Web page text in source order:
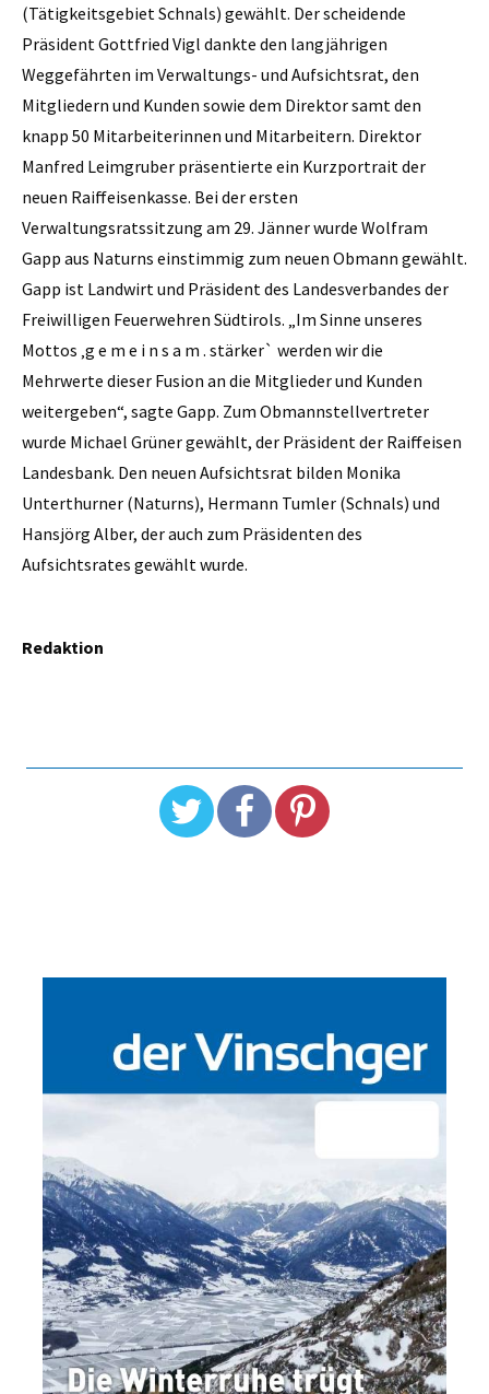
(Tätigkeitsgebiet Schnals) gewählt. Der scheidende
Präsident Gottfried Vigl dankte den langjährigen
Weggefährten im Verwaltungs- und Aufsichtsrat, den
Mitgliedern und Kunden sowie dem Direktor samt den
knapp 50 Mitarbeiterinnen und Mitarbeitern. Direktor
Manfred Leimgruber präsentierte ein Kurzportrait der
neuen Raiffeisenkasse. Bei der ersten
Verwaltungsratssitzung am 29. Jänner wurde Wolfram
Gapp aus Naturns einstimmig zum neuen Obmann gewählt.
Gapp ist Landwirt und Präsident des Landesverbandes der
Freiwilligen Feuerwehren Südtirols. „Im Sinne unseres
Mottos ‚g e m e i n s a m . stärker` werden wir die
Mehrwerte dieser Fusion an die Mitglieder und Kunden
weitergeben“, sagte Gapp. Zum Obmannstellvertreter
wurde Michael Grüner gewählt, der Präsident der Raiffeisen
Landesbank. Den neuen Aufsichtsrat bilden Monika
Unterthurner (Naturns), Hermann Tumler (Schnals) und
Hansjörg Alber, der auch zum Präsidenten des
Aufsichtsrates gewählt wurde.
Redaktion